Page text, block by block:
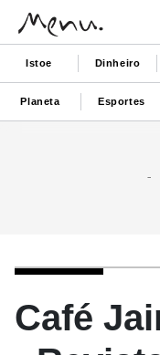
Istoe Dinheiro
Planeta Esportes
Café